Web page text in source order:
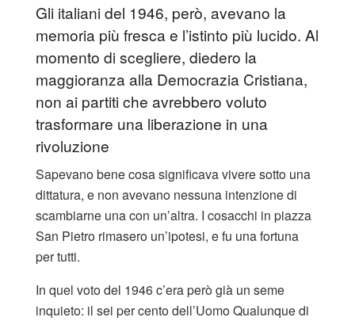
Gli italiani del 1946, però, avevano la
memoria più fresca e l’istinto più lucido. Al
momento di scegliere, diedero la
maggioranza alla Democrazia Cristiana,
non ai partiti che avrebbero voluto
trasformare una liberazione in una
rivoluzione
Sapevano bene cosa significava vivere sotto una
dittatura, e non avevano nessuna intenzione di
scambiarne una con un’altra. I cosacchi in piazza
San Pietro rimasero un’ipotesi, e fu una fortuna
per tutti.
In quel voto del 1946 c’era però già un seme
inquieto: il sei per cento dell’Uomo Qualunque di